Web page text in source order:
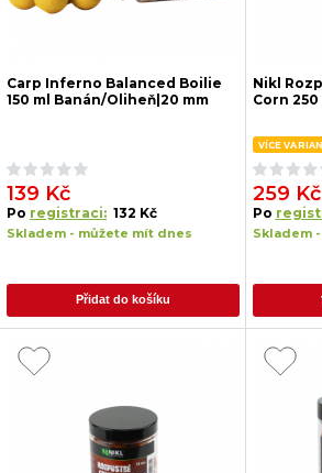
Carp Inferno Balanced Boilie
150 ml Banán/Oliheň|20 mm
139 Kč
Po registraci: 132 Kč
Skladem - můžete mít dnes
Přidat do košíku
Nikl
Corn 250
VÍCE
259 Kč
Po
Skladem